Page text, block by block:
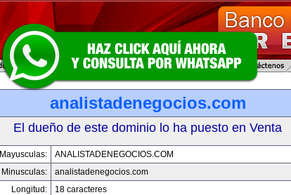
analistadenegocios.com
El dueño de este dominio lo ha puesto en Venta
Mayusculas:
ANALISTADENEGOCIOS.COM
Minusculas:
analistadenegocios.com
Longitud:
18 caracteres